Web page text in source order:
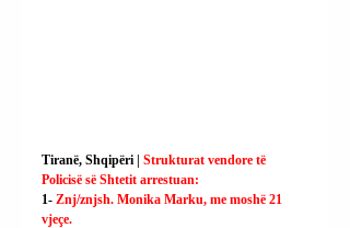
Tiranë, Shqipëri | Strukturat vendore të
Policisë së Shtetit arrestuan:
1- Znj/znjsh. Monika Marku, me moshë 21
vjeçe.